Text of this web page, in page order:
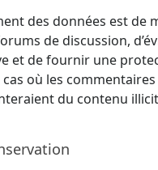
des données est de
de discussion,
et de fournir une
où les commentaires
du contenu